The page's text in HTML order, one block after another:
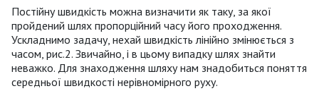
Постійну швидкість можна визначити як таку, за якої
пройдений шлях пропорційний часу його проходження.
Ускладнимо задачу, нехай швидкість лінійно змінюється з
часом, рис.2. Звичайно, і в цьому випадку шлях знайти
неважко. Для знаходження шляху нам знадобиться поняття
середньої швидкості нерівномірного руху.